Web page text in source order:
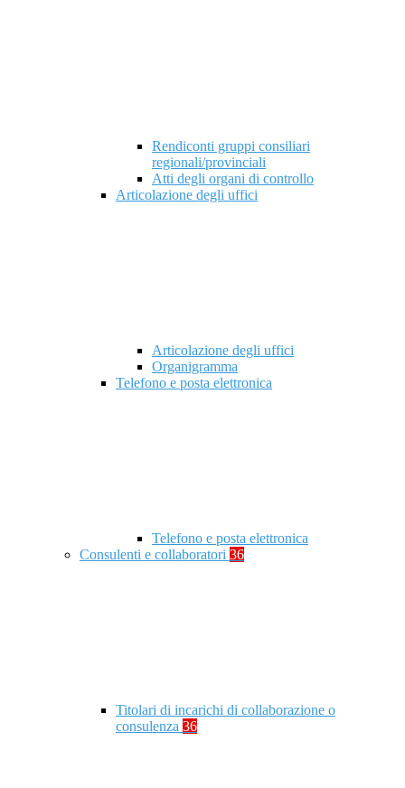
Rendiconti gruppi consiliari
regionali/provinciali
Atti degli organi di controllo
Articolazione degli uffici
Articolazione degli uffici
Organigramma
Telefono e posta elettronica
Telefono e posta elettronica
Consulenti e collaboratori 36
Titolari di incarichi di collaborazione o
consulenza 36